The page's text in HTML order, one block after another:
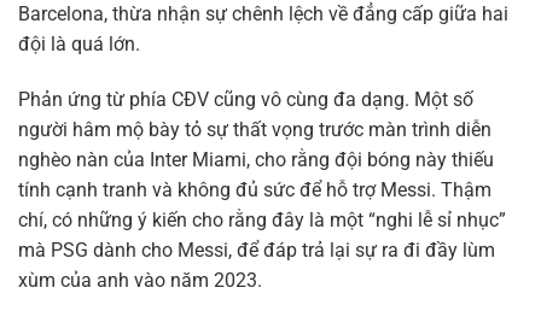
Barcelona, thừa nhận sự chênh lệch về đẳng cấp giữa hai
đội là quá lớn.
Phản ứng từ phía CĐV cũng vô cùng đa dạng. Một số
người hâm mộ bày tỏ sự thất vọng trước màn trình diễn
nghèo nàn của Inter Miami, cho rằng đội bóng này thiếu
tính cạnh tranh và không đủ sức để hỗ trợ Messi. Thậm
chí, có những ý kiến cho rằng đây là một “nghi lễ sỉ nhục”
mà PSG dành cho Messi, để đáp trả lại sự ra đi đầy lùm
xùm của anh vào năm 2023.